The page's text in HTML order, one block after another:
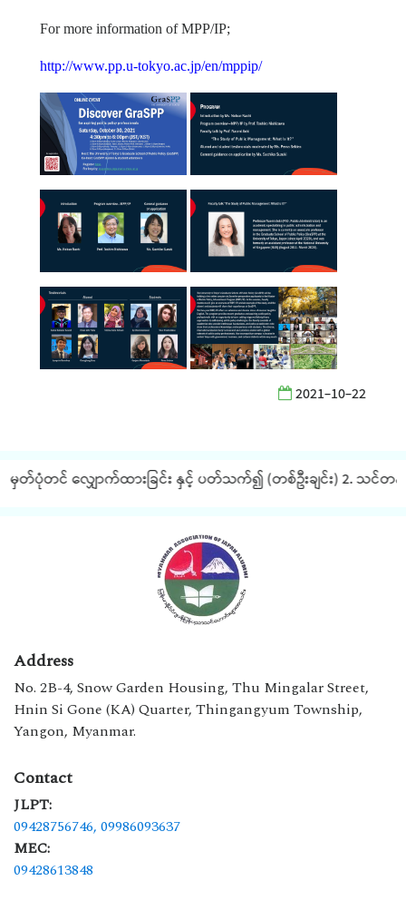
For more information of MPP/IP;
http://www.pp.u-tokyo.ac.jp/en/mppip/
2021-10-22
တင် လျှောက်ထားခြင်း နှင့် ပတ်သက်၍ (တစ်ဦးချင်း) 2. သင်တန်းကျေ
Address
No. 2B-4, Snow Garden Housing, Thu Mingalar Street,
Hnin Si Gone (KA) Quarter, Thingangyum Township,
Yangon, Myanmar.
Contact
JLPT:
09428756746, 09986093637
MEC:
09428613848